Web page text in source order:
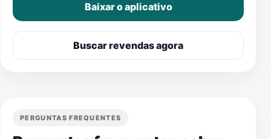
Baixar o aplicativo
Buscar revendas agora
PERGUNTAS FREQUENTES